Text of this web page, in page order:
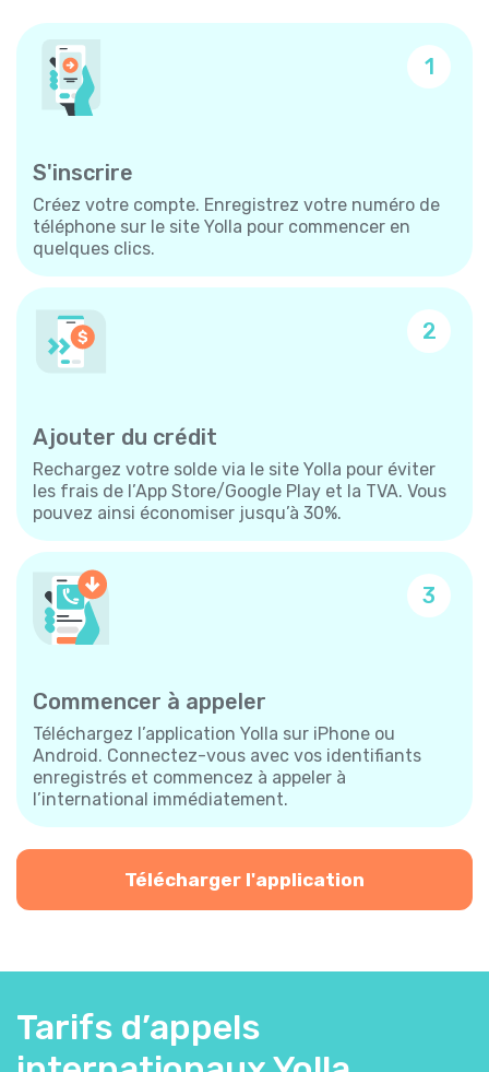
1
S'inscrire
Créez votre compte. Enregistrez votre numéro de
téléphone sur le site Yolla pour commencer en
quelques clics.
2
Ajouter du crédit
Rechargez votre solde via le site Yolla pour éviter
les frais de l’App Store/Google Play et la TVA. Vous
pouvez ainsi économiser jusqu’à 30%.
3
Commencer à appeler
Téléchargez l’application Yolla sur iPhone ou
Android. Connectez-vous avec vos identifiants
enregistrés et commencez à appeler à
l’international immédiatement.
Télécharger l'application
Tarifs d’appels